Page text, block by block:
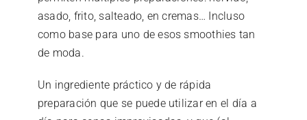
asado, frito, salteado, en cremas… Incluso
como base para uno de esos smoothies tan
de moda.
Un ingrediente práctico y de rápida
preparación que se puede utilizar en el día a